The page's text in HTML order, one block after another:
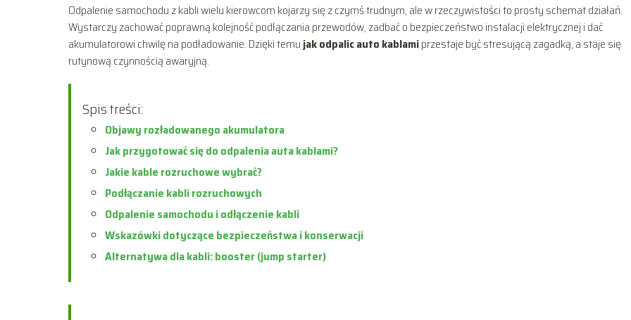
Odpalenie samochodu z kabli wielu kierowcom kojarzy się z czymś trudnym, ale w rzeczywistości to prosty schemat działań.
Wystarczy zachować poprawną kolejność podłączania przewodów, zadbać o bezpieczeństwo instalacji elektrycznej i dać
akumulatorowi chwilę na podładowanie. Dzięki temu jak odpalic auto kablamiprzestaje być stresującą zagadką, a staje się
rutynową czynnością awaryjną.
Spis treści:
Objawy rozładowanego akumulatora
Jak przygotować się do odpalenia auta kablami?
Jakie kable rozruchowe wybrać?
Podłączanie kabli rozruchowych
Odpalenie samochodu i odłączenie kabli
Wskazówki dotyczące bezpieczeństwa i konserwacji
Alternatywa dla kabli: booster (jump starter)